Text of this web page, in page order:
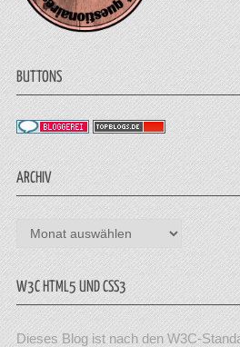
BUTTONS
ARCHIV
Archiv
W3C HTML5 UND CSS3
Dieses Blog ist nach den W3C-